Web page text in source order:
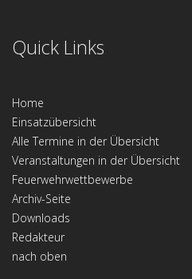
Quick Links
Home
Einsatzübersicht
Alle Termine in der Übersicht
Veranstaltungen in der Übersicht
Feuerwehrwettbewerbe
Archiv-Seite
Downloads
Redakteur
nach oben